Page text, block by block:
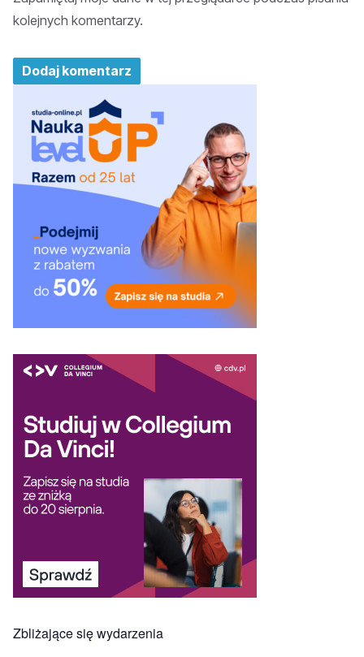
kolejnych komentarzy.
Zbliżające się wydarzenia